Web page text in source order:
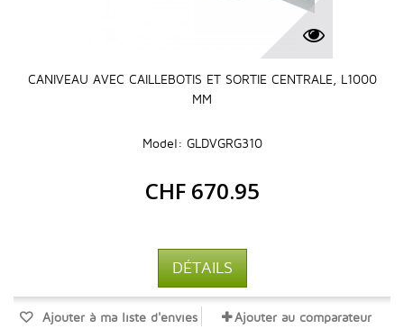
CANIVEAU AVEC CAILLEBOTIS ET SORTIE CENTRALE, L1000
MM
Model: GLDVGRG310
CHF 670.95
DÉTAILS
Ajouter à ma liste d'envies Ajouter au comparateur